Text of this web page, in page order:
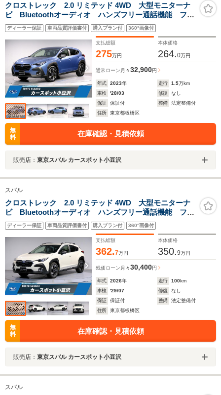
クロストレック 2.0 リミテッド 4WD 大型モニターナ
ビ Bluetoothオーディオ ハンズフリー通話機能 フル
セグTV アップルカープレイ バックカメラ ETC ド
ライブレコーダー
ディーラー保証 車両品質評価書付 購入プラン付 360°画像付
支払総額
275万円
本体価格
264.0万円
通常ローン 月々32,900円
年式 2023年 走行 1.5万km
車検
'28/03 修復
なし
保証
保証付 整備
法定整備付
住所
東京都板橋区
無
料
在庫確認・見積依頼
販売店： 東京スバル カースポット小豆沢
スバル
クロストレック 2.0 リミテッド 4WD 大型モニターナ
ビ Bluetoothオーディオ ハンズフリー通話機能 フル
セグTV アップルカープレイ アンドロイドオート バ
ックカメラ
ディーラー保証 車両品質評価書付 購入プラン付 360°画像付
支払総額
362.7万円
本体価格
350.9万円
残価ローン 月々30,400円
年式 2026年 走行 100km
車検
'29/07 修復
なし
保証
保証付 整備
法定整備付
住所
東京都板橋区
無
料
在庫確認・見積依頼
販売店： 東京スバル カースポット小豆沢
スバル